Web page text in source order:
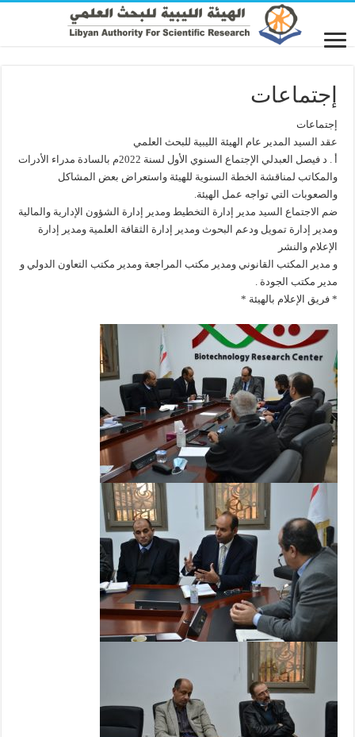
إجتماعات
إجتماعات
عقد السيد المدير عام الهيئة الليبية للبحث العلمي
أ . د فيصل العبدلي الإجتماع السنوي الأول لسنة 2022م بالسادة مدراء الأدرات
والمكاتب لمناقشة الخطة السنوية للهيئة واستعراض بعض المشاكل
والصعوبات التي تواجه عمل الهيئة.
ضم الاجتماع السيد مدير إدارة التخطيط ومدير إدارة الشؤون الإدارية والمالية
ومدير إدارة تمويل ودعم البحوث ومدير إدارة الثقافة العلمية ومدير إدارة
الإعلام والنشر
و مدير المكتب القانوني ومدير مكتب المراجعة ومدير مكتب التعاون الدولي و
مدير مكتب الجودة .
* فريق الإعلام بالهيئة *